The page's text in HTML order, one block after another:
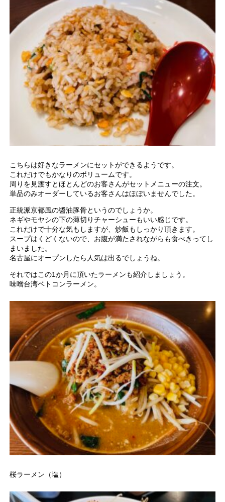
こちらは好きなラーメンにセットができるようです。
これだけでもかなりのボリュームです。
周りを見渡すとほとんどのお客さんがセットメニューの注文。
単品のみオーダーしているお客さんはほぼいませんでした。
正統派京都風の醬油豚骨というのでしょうか。
ネギやモヤシの下の薄切りチャーシューもいい感じです。
これだけで十分な気もしますが、炒飯もしっかり頂きます。
スープはくどくないので、お腹が満たされながらも食べきってし
まいました。
名古屋にオープンしたら人気は出るでしょうね。
それではこの1か月に頂いたラーメンも紹介しましょう。
味噌台湾ベトコンラーメン。
桜ラーメン（塩）